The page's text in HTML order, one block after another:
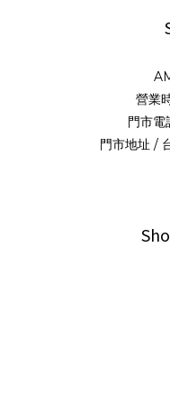
營業
門市
門市地址 /